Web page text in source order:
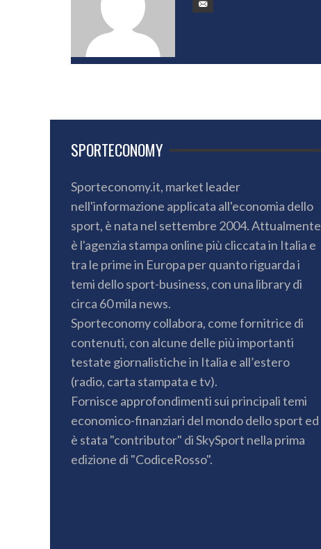
SPORTECONOMY
Sporteconomy.it, market leader
nell'informazione applicata all'economia dello
sport, è nata nel settembre 2004. Attualmente
è l'agenzia stampa online più cliccata in Italia e
tra le prime in Europa per quanto riguarda i
temi dello sport-business, con una library di
circa 60 mila news.
Sporteconomy collabora, come fornitrice di
contenuti, con alcune delle più importanti
testate giornalistiche in Italia e all’estero
(radio, carta stampata e tv).
Fornisce approfondimenti sui principali temi
economico-finanziari del mondo dello sport ed
è stata "contributor" di SkySport nella prima
edizione di "CodiceRosso".